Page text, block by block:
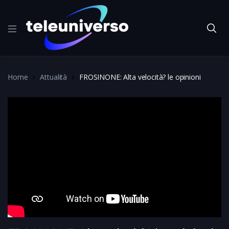
Home Attualità FROSINONE: Alta velocità? le opinioni